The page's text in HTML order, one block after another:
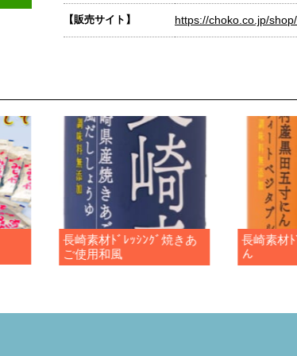
【販売サイト】 https://choko.co.jp/shop/
長崎素材ﾄﾞﾚｯｼﾝｸﾞ焼きあ
ご使用和風
長崎素材
ん